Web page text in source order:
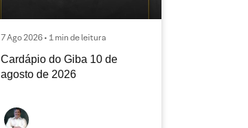
7 Ago 2026 • 1 min de leitura
Cardápio do Giba 10 de
agosto de 2026